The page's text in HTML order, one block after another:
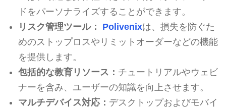
ドをパーソナライズすることができます。
リスク管理ツール：
Polivenixは、損失を防ぐた
めのストップロスやリミットオーダーなどの機能
を提供します。
包括的な教育リソース： チュートリアルやウェビ
ナーを含み、ユーザーの知識を向上させます。
マルチデバイス対応： デスクトップおよびモバイ